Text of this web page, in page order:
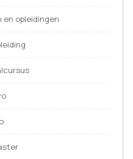
en opleidingen